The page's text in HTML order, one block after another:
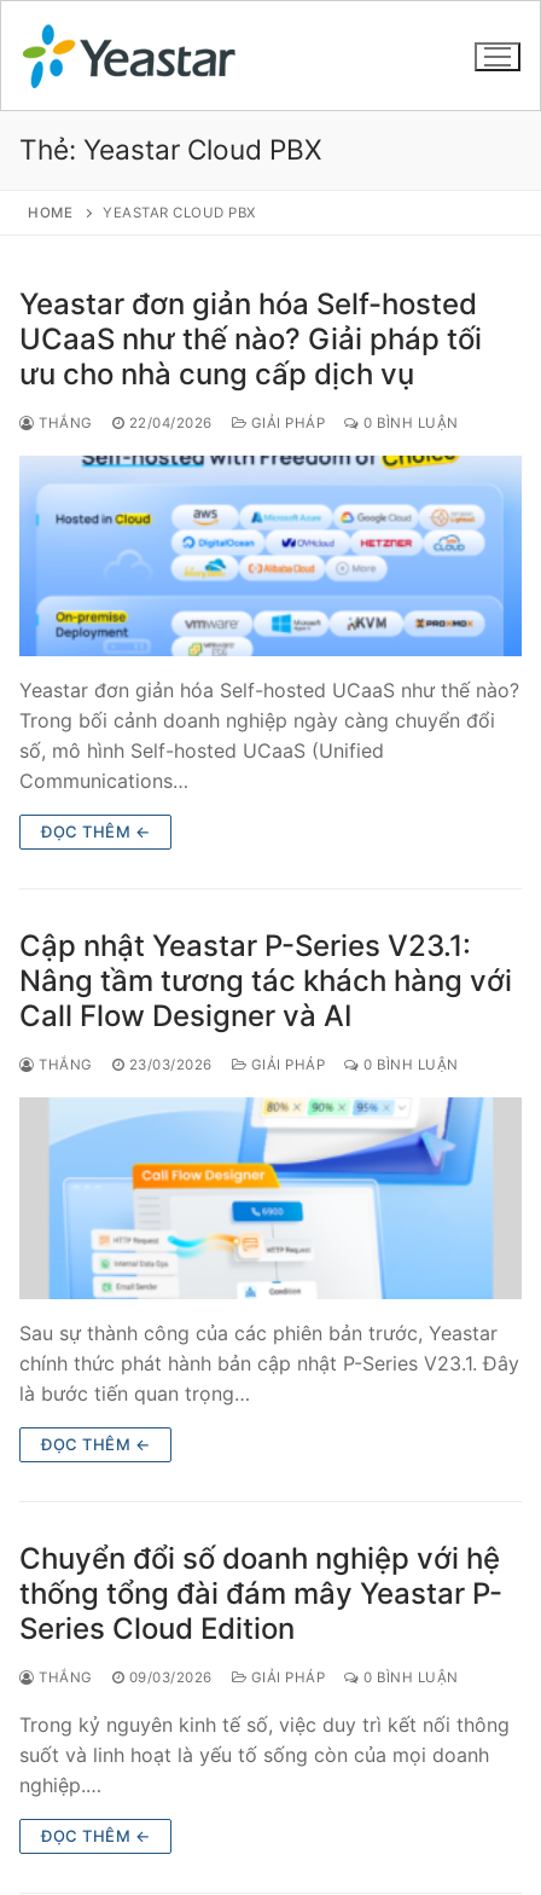
GIỚI THIỆU
VOIP PBX FOR SME
Tổng đài VoIP Yeastar S412
Tổng đài VoIP Yeastar S20
Tổng đài VoIP Yeastar S100
Tổng đài VoIP Yeastar S300
HOSTED PHONE SYSTEM
Tổng đài Yeastar Cloud
IPPBX FOR LARGE ENTERPRISES
Tổng đài Yeastar K2
VOIP GATEWAY
FXO VoIP Gateway
VoIP GSM / 3G / 4G Gateways
E1 / T1 / PRI VoIP Gateway
PRI VoIP Gateway TE100
PRI VoIP Gateway TE200
BRI VoIP Gateway
LIÊN HỆ
TIN TỨC
HƯỚNG DẪN
Thẻ: Yeastar Cloud PBX
HOME YEASTAR CLOUD PBX
Yeastar đơn giản hóa Self-hosted
UCaaS như thế nào? Giải pháp tối
ưu cho nhà cung cấp dịch vụ
THẮNG 22/04/2026 GIẢI PHÁP 0 BÌNH LUẬN
Yeastar đơn giản hóa Self-hosted UCaaS như thế nào?
Trong bối cảnh doanh nghiệp ngày càng chuyển đổi
số, mô hình Self-hosted UCaaS (Unified
Communications…
ĐỌC THÊM ←
Cập nhật Yeastar P-Series V23.1:
Nâng tầm tương tác khách hàng với
Call Flow Designer và AI
THẮNG 23/03/2026 GIẢI PHÁP 0 BÌNH LUẬN
Sau sự thành công của các phiên bản trước, Yeastar
chính thức phát hành bản cập nhật P-Series V23.1. Đây
là bước tiến quan trọng…
ĐỌC THÊM ←
Chuyển đổi số doanh nghiệp với hệ
thống tổng đài đám mây Yeastar P-
Series Cloud Edition
THẮNG 09/03/2026 GIẢI PHÁP 0 BÌNH LUẬN
Trong kỷ nguyên kinh tế số, việc duy trì kết nối thông
suốt và linh hoạt là yếu tố sống còn của mọi doanh
nghiệp.…
ĐỌC THÊM ←